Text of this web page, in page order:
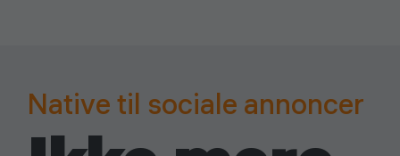
Native til sociale annoncer